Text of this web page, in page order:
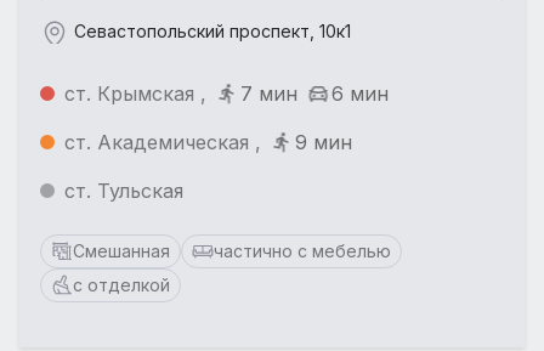
Севастопольский проспект, 10к1
ст. Крымская , 7 мин
6 мин
ст. Академическая ,
9 мин
ст. Тульская
Смешанная
частично с мебелью
с отделкой